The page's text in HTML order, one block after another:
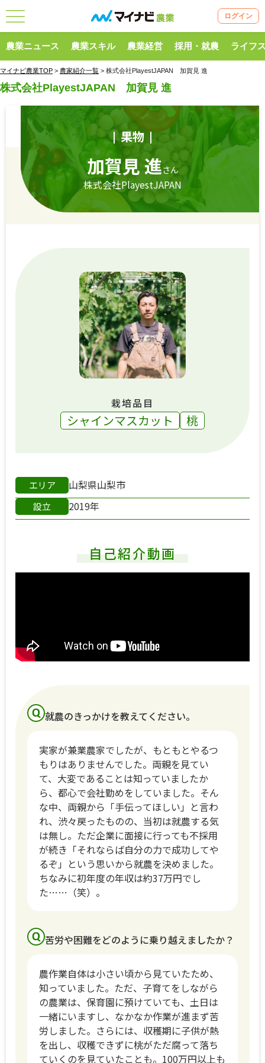
ログイン
農業ニュース 農業スキル 農業経営 採用・就農 ライフ
マイナビ農業TOP > 農家紹介一覧 > 株式会社PlayestJAPAN 加賀見 進
株式会社PlayestJAPAN 加賀見 進
果物
加賀見 進さん
株式会社PlayestJAPAN
栽培品目
シャインマスカット 桃
エリア 山梨県山梨市
設立 2019年
自己紹介動画
就農のきっかけを教えてください。
実家が兼業農家でしたが、もともとやるつ
もりはありませんでした。両親を見てい
て、大変であることは知っていましたか
ら、都心で会社勤めをしていました。そん
な中、両親から「手伝ってほしい」と言わ
れ、渋々戻ったものの、当初は就農する気
は無し。ただ企業に面接に行っても不採用
が続き「それならば自分の力で成功してや
るぞ」という思いから就農を決めました。
ちなみに初年度の年収は約37万円でし
た……（笑）。
苦労や困難をどのように乗り越えましたか？
農作業自体は小さい頃から見ていたため、
知っていました。ただ、子育てをしながら
の農業は、保育園に預けていても、土日は
一緒にいますし、なかなか作業が進まず苦
労しました。さらには、収穫期に子供が熱
を出し、収穫できずに桃がただ腐って落ち
ていくのを見ていたことも。100万円以上も